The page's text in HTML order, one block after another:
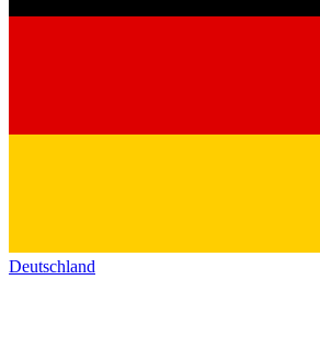
Deutschland